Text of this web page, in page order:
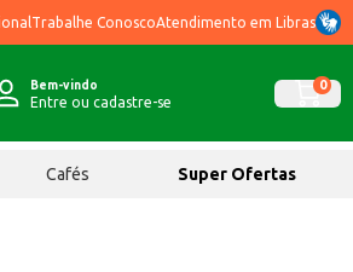
Trabalhe ConoscoAtendimento em Libras
Bem-vindo
Entre ou cadastre-se
0
Cafés Super Ofertas